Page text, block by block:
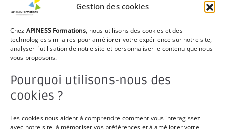
Gestion des cookies
Chez APINESS Formations, nous utilisons des cookies et des
technologies similaires pour améliorer votre expérience sur notre site,
analyser l'utilisation de notre site et personnaliser le contenu que nous
vous proposons.
Pourquoi utilisons-nous des
cookies ?
Les cookies nous aident à comprendre comment vous interagissez
avec notre site, à mémoriser vos préférences et à améliorer votre
Prévenir les Risques Professionnels
Parcours du Nouvel Arrivant
Encourager la Santé et le Bien-être
Assurer les Gestes de Premiers Secours
Apprécier la Vie en Rêve-Evolution
Favoriser le collectif